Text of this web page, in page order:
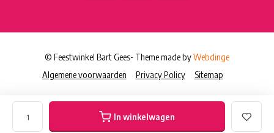
In winkelwagen
Algemene voorwaarden Privacy Policy Sitemap
© Feestwinkel Bart Gees- Theme made byWebdinge